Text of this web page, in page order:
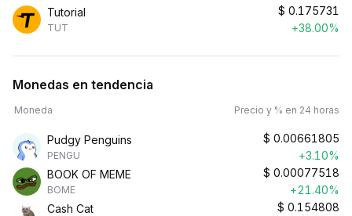
Tutorial
TUT
$ 0.175731
+38.00%
Monedas en tendencia
Moneda Precio y % en 24 horas
Pudgy Penguins
PENGU
$ 0.00661805
+3.10%
BOOK OF MEME
BOME
$ 0.00077518
+21.40%
Cash Cat
$ 0.154808